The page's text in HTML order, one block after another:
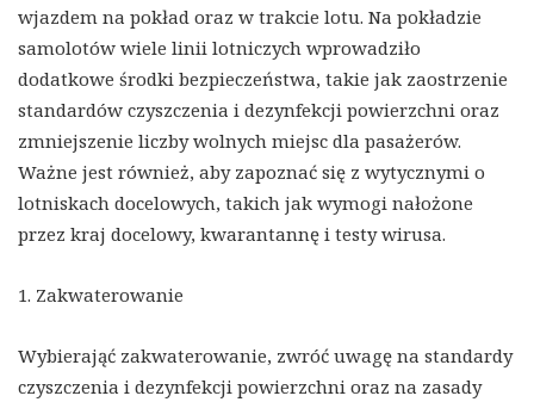
wjazdem na pokład oraz w trakcie lotu. Na pokładzie
samolotów wiele linii lotniczych wprowadziło
dodatkowe środki bezpieczeństwa, takie jak zaostrzenie
standardów czyszczenia i dezynfekcji powierzchni oraz
zmniejszenie liczby wolnych miejsc dla pasażerów.
Ważne jest również, aby zapoznać się z wytycznymi o
lotniskach docelowych, takich jak wymogi nałożone
przez kraj docelowy, kwarantannę i testy wirusa.
1. Zakwaterowanie
Wybierająć zakwaterowanie, zwróć uwagę na standardy
czyszczenia i dezynfekcji powierzchni oraz na zasady